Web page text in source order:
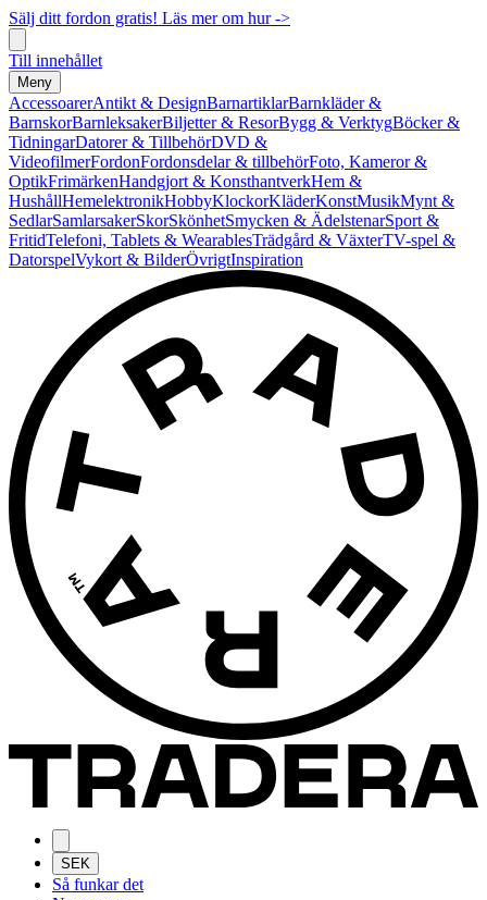
Sälj ditt fordon gratis! Läs mer om hur ->
Till innehållet
Meny
AccessoarerAntikt & DesignBarnartiklarBarnkläder &
BarnskorBarnleksakerBiljetter & ResorBygg & VerktygBöcker &
TidningarDatorer & TillbehörDVD &
VideofilmerFordonFordonsdelar & tillbehörFoto, Kameror &
OptikFrimärkenHandgjort & KonsthantverkHem &
HushållHemelektronikHobbyKlockorKläderKonstMusikMynt &
SedlarSamlarsakerSkorSkönhetSmycken & ÄdelstenarSport &
FritidTelefoni, Tablets & WearablesTrädgård & VäxterTV-spel &
DatorspelVykort & BilderÖvrigtInspiration
SEK
Så funkar det